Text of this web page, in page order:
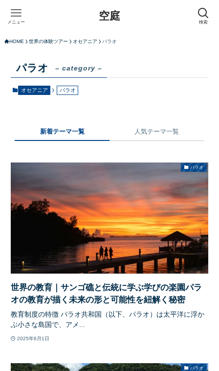
空庭 検索
メニュー
HOME 世界の体験ツアー オセアニア パラオ
パラオ – category –
オセアニア パラオ
新着テーマ一覧 人気テーマ一覧
パラオ
世界の教育｜サンゴ礁と伝統に学ぶ学びの楽園パラ
オの教育が描く未来の形と可能性を紐解く秘密
教育制度の特徴 パラオ共和国（以下、パラオ）は太平洋に浮か
ぶ小さな島国で、アメ...
2025年6月1日
パラオ